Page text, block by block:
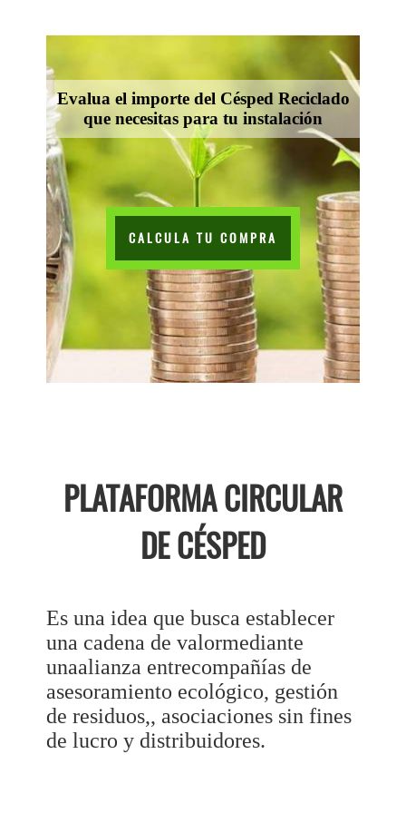
Evalua el importe del Césped Reciclado
que necesitas para tu instalación
CALCULA TU COMPRA
PLATAFORMA CIRCULAR
DE CÉSPED
Es una idea que busca establecer
una cadena de valormediante
unaalianza entrecompañías de
asesoramiento ecológico, gestión
de residuos,, asociaciones sin fines
de lucro y distribuidores.